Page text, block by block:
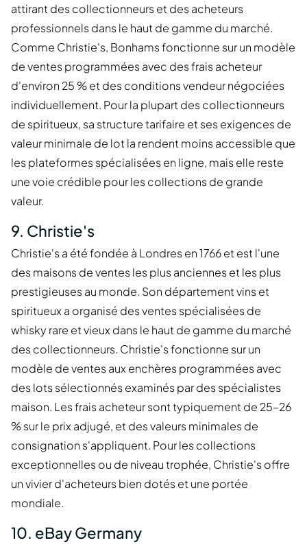
attirant des collectionneurs et des acheteurs
professionnels dans le haut de gamme du marché.
Comme Christie's, Bonhams fonctionne sur un modèle
de ventes programmées avec des frais acheteur
d'environ 25 % et des conditions vendeur négociées
individuellement. Pour la plupart des collectionneurs
de spiritueux, sa structure tarifaire et ses exigences de
valeur minimale de lot la rendent moins accessible que
les plateformes spécialisées en ligne, mais elle reste
une voie crédible pour les collections de grande
valeur.
9. Christie's
Christie's a été fondée à Londres en 1766 et est l'une
des maisons de ventes les plus anciennes et les plus
prestigieuses au monde. Son département vins et
spiritueux a organisé des ventes spécialisées de
whisky rare et vieux dans le haut de gamme du marché
des collectionneurs. Christie's fonctionne sur un
modèle de ventes aux enchères programmées avec
des lots sélectionnés examinés par des spécialistes
maison. Les frais acheteur sont typiquement de 25–26
% sur le prix adjugé, et des valeurs minimales de
consignation s'appliquent. Pour les collections
exceptionnelles ou de niveau trophée, Christie's offre
un vivier d'acheteurs bien dotés et une portée
mondiale.
10. eBay Germany